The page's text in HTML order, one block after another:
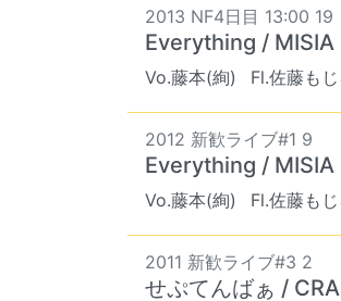
2013 NF4日目 13:00 19
Everything / MISIA
Vo.藤本(絢) Fl.佐藤もじ
2012 新歓ライブ#1 9
Everything / MISIA
Vo.藤本(絢) Fl.佐藤もじ
2011 新歓ライブ#3 2
せぷてんばぁ /